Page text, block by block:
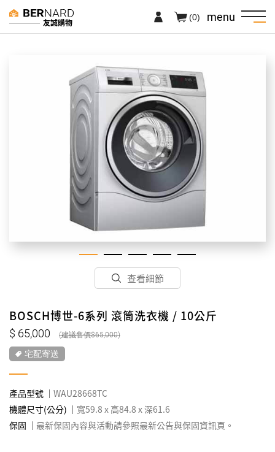
友誠購物 menu
(0)
查看細節
BOSCH博世-6系列 滾筒洗衣機 / 10公斤
65,000 65,000
宅配寄送
產品型號
WAU28668TC
機體尺寸(公分)
寬59.8 x 高84.8 x 深61.6
保固
最新保固內容與活動請參照最新公告與保固資訊頁。